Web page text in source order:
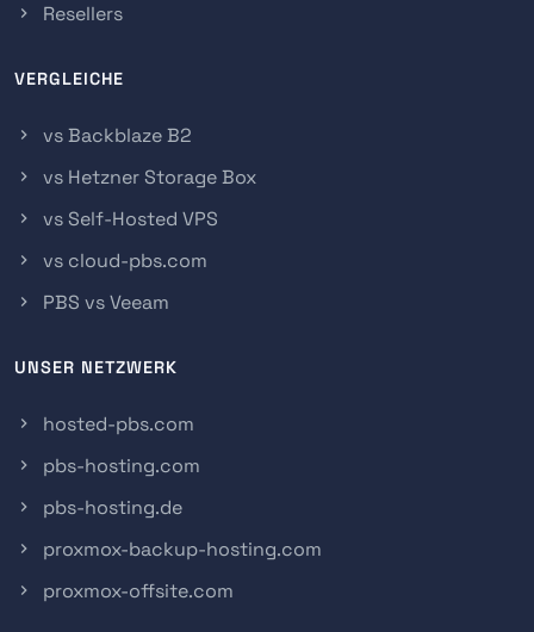
Resellers
VERGLEICHE
vs Backblaze B2
vs Hetzner Storage Box
vs Self-Hosted VPS
vs cloud-pbs.com
PBS vs Veeam
UNSER NETZWERK
hosted-pbs.com
pbs-hosting.com
pbs-hosting.de
proxmox-backup-hosting.com
proxmox-offsite.com